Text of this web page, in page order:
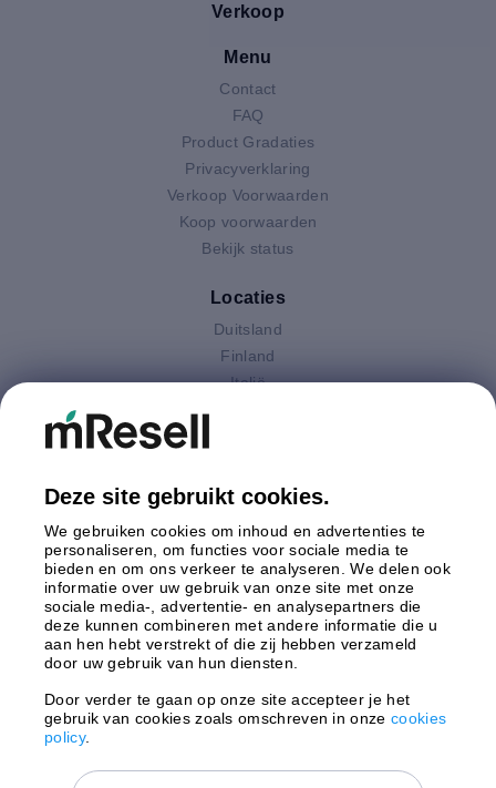
Verkoop
Menu
Contact
FAQ
Product Gradaties
Privacyverklaring
Verkoop Voorwaarden
Koop voorwaarden
Bekijk status
Locaties
Duitsland
Finland
Italië
Spanje
Zweden
Betaling
Deze site gebruikt cookies.
We gebruiken cookies om inhoud en advertenties te
personaliseren, om functies voor sociale media te
bieden en om ons verkeer te analyseren. We delen ook
informatie over uw gebruik van onze site met onze
sociale media-, advertentie- en analysepartners die
deze kunnen combineren met andere informatie die u
aan hen hebt verstrekt of die zij hebben verzameld
door uw gebruik van hun diensten.
Door verder te gaan op onze site accepteer je het
gebruik van cookies zoals omschreven in onze cookies
policy.